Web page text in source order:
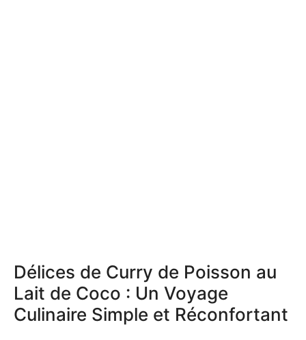
Délices de Curry de Poisson au
Lait de Coco : Un Voyage
Culinaire Simple et Réconfortant